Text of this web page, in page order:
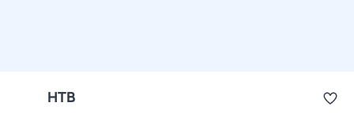
НТВ